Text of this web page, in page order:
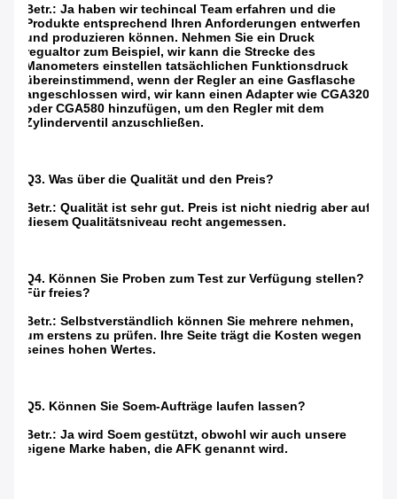
Betr.: Ja haben wir techincal Team erfahren und die
Produkte entsprechend Ihren Anforderungen entwerfen
und produzieren können. Nehmen Sie ein Druck
regualtor zum Beispiel, wir kann die Strecke des
Manometers einstellen tatsächlichen Funktionsdruck
übereinstimmend, wenn der Regler an eine Gasflasche
angeschlossen wird, wir kann einen Adapter wie CGA320
oder CGA580 hinzufügen, um den Regler mit dem
Zylinderventil anzuschließen.
Q3. Was über die Qualität und den Preis?
Betr.: Qualität ist sehr gut. Preis ist nicht niedrig aber auf
diesem Qualitätsniveau recht angemessen.
Q4. Können Sie Proben zum Test zur Verfügung stellen?
Für freies?
Betr.: Selbstverständlich können Sie mehrere nehmen,
um erstens zu prüfen. Ihre Seite trägt die Kosten wegen
seines hohen Wertes.
Q5. Können Sie Soem-Aufträge laufen lassen?
Betr.: Ja wird Soem gestützt, obwohl wir auch unsere
eigene Marke haben, die AFK genannt wird.